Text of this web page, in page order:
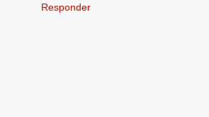
Responder